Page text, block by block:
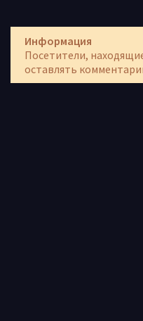
Информация
Посетители,
оставлять